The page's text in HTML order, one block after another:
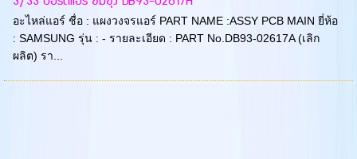
อะไหล่แอร์ ชื่อ : แผงวงจรแอร์ PART NAME :ASSY PCB MAIN ยี่ห้อ
: SAMSUNG รุ่น : - รายละเอียด : PART No.DB93-02617A (เลิก
ผลิต) รา...